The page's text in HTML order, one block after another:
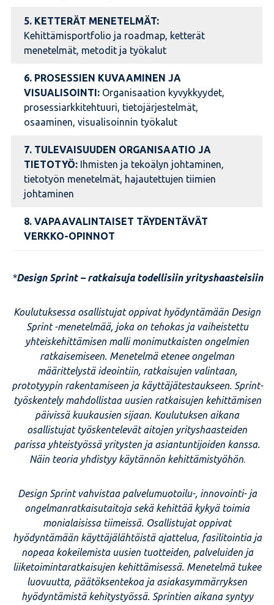
5. KETTERÄT MENETELMÄT:
Kehittämisportfolio ja roadmap, ketterät
menetelmät, metodit ja työkalut
6. PROSESSIEN KUVAAMINEN JA
VISUALISOINTI: Organisaation kyvykkyydet,
prosessiarkkitehtuuri, tietojärjestelmät,
osaaminen, visualisoinnin työkalut
7. TULEVAISUUDEN ORGANISAATIO JA
TIETOTYÖ:Ihmisten ja tekoälyn johtaminen,
tietotyön menetelmät, hajautettujen tiimien
johtaminen
8. VAPAAVALINTAISET TÄYDENTÄVÄT
VERKKO-OPINNOT
*Design Sprint – ratkaisuja todellisiin yrityshaasteisiin
Koulutuksessa osallistujat oppivat hyödyntämään Design
Sprint -menetelmää, joka on tehokas ja vaiheistettu
yhteiskehittämisen malli monimutkaisten ongelmien
ratkaisemiseen. Menetelmä etenee ongelman
määrittelystä ideointiin, ratkaisujen valintaan,
prototyypin rakentamiseen ja käyttäjätestaukseen. Sprint-
työskentely mahdollistaa uusien ratkaisujen kehittämisen
päivissä kuukausien sijaan. Koulutuksen aikana
osallistujat työskentelevät aitojen yrityshaasteiden
parissa yhteistyössä yritysten ja asiantuntijoiden kanssa.
Näin teoria yhdistyy käytännön kehittämistyöhön.
Design Sprint vahvistaa palvelumuotoilu-, innovointi- ja
ongelmanratkaisutaitoja sekä kehittää kykyä toimia
monialaisissa tiimeissä. Osallistujat oppivat
hyödyntämään käyttäjälähtöistä ajattelua, fasilitointia ja
nopeaa kokeilemista uusien tuotteiden, palveluiden ja
liiketoimintaratkaisujen kehittämisessä. Menetelmä tukee
luovuutta, päätöksentekoa ja asiakasymmärryksen
hyödyntämistä kehitystyössä. Sprintien aikana syntyy